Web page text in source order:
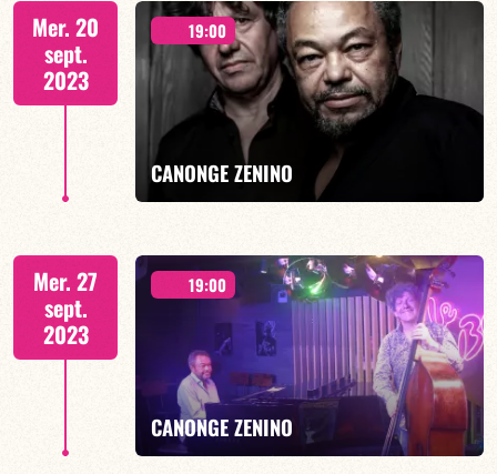
Duo Jazz - 19h00
Mer. 20
sept.
2023
19:00
CANONGE ZENINO
Duo Jazz - 19h00
EN SAVOIR PLUS
Mer. 27
sept.
2023
19:00
CANONGE ZENINO